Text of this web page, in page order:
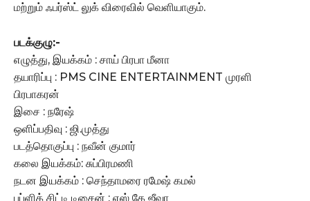
மற்றும் ஃபர்ஸ்ட் லுக் விரைவில் வெளியாகும்.
படக்குழு:-
எழுத்து, இயக்கம் : சாய் பிரபா மீனா
தயாரிப்பு : PMS CINE ENTERTAINMENT முரளி
பிரபாகரன்
இசை : நரேஷ்
ஒளிப்பதிவு : ஜி.முத்து
படத்தொகுப்பு : நவீன் குமார்
கலை இயக்கம்: சுப்பிரமணி
நடன இயக்கம் : செந்தாமரை ரமேஷ் கமல்
பப்ளிக் சிட்டி டிசைன் : எஸ் கே ஜீவா